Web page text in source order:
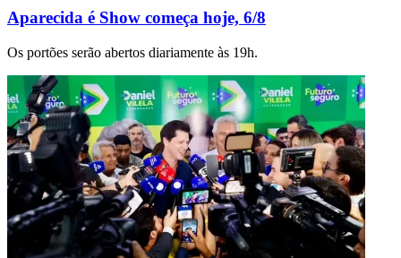
Aparecida é Show começa hoje, 6/8
Os portões serão abertos diariamente às 19h.